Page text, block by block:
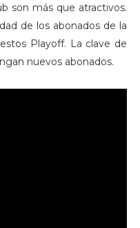
son más que atractivos.
de los abonados de la
Playoff. La clave de
nuevos abonados.